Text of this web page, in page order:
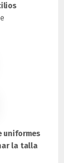
uniformes
la talla